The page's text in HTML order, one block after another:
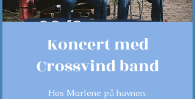
Koncert med
Crossvind band
Hos Marlene på havnen.